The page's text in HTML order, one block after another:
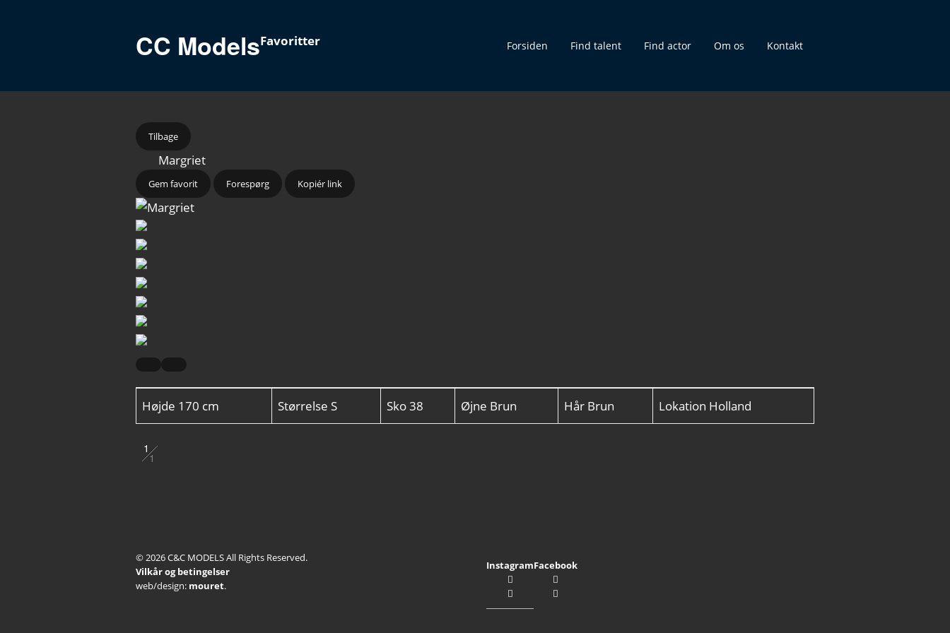
CC Models Forsiden Find talent Find actor Om os Kontakt
Favoritter
Tilbage
Margriet
Gem favorit Forespørg Kopiér link
Højde 170 cm Størrelse S Sko38 Øjne Brun Hår Brun Lokation Holland
1
1
© 2026 C&C MODELS All Rights Reserved.
Vilkår og betingelser
web/design: mouret.
InstagramFacebook